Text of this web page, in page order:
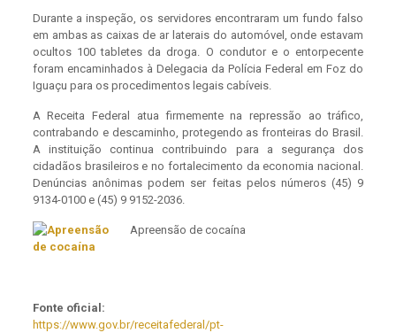
Durante a inspeção, os servidores encontraram um fundo falso
em ambas as caixas de ar laterais do automóvel, onde estavam
ocultos 100 tabletes da droga. O condutor e o entorpecente
foram encaminhados à Delegacia da Polícia Federal em Foz do
Iguaçu para os procedimentos legais cabíveis.
A Receita Federal atua firmemente na repressão ao tráfico,
contrabando e descaminho, protegendo as fronteiras do Brasil.
A instituição continua contribuindo para a segurança dos
cidadãos brasileiros e no fortalecimento da economia nacional.
Denúncias anônimas podem ser feitas pelos números (45) 9
9134-0100 e (45) 9 9152-2036.
Apreensão de cocaína
Fonte oficial:
https://www.gov.br/receitafederal/pt-